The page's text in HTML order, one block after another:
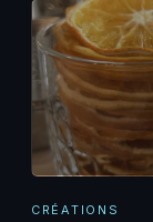
CRÉATIONS